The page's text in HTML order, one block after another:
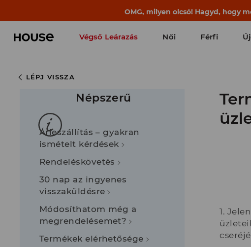
BACK TO SCHOOL 📒A legjobb történetek már
Végső Leárazás Női Férfi
LÉPJ VISSZA
Népszerű
Árleszállítás – gyakran
ismételt kérdések
Rendeléskövetés
30 nap az ingyenes
visszaküldésre
Módosíthatom még a
megrendelésemet?
Termékek elérhetősége
1.